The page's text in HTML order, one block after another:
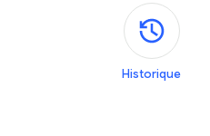
Historique